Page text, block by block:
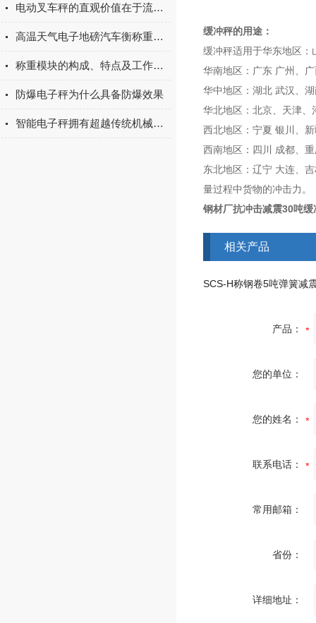
电动叉车秤的直观价值在于流程简化
高温天气电子地磅汽车衡称重不准怎么调试
称重模块的构成、特点及工作原理
防爆电子秤为什么具备防爆效果
智能电子秤拥有超越传统机械秤的功能和精度
缓冲秤的用途：
缓冲秤适用于华东地区
华南地区：广东 广州、
华中地区：湖北 武汉、
华北地区：北京、天津
西北地区：宁夏 银川、
西南地区：四川 成都、
东北地区：辽宁 大连、
量过程中货物的冲击力。
钢材厂抗冲击减震30吨缓
相关产品
产品：
您的单位：
您的姓名：
联系电话：
常用邮箱：
省份：
详细地址：